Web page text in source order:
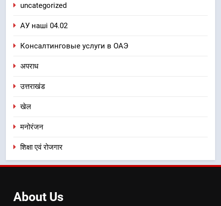
uncategorized
АУ наші 04.02
Консалтинговые услуги в ОАЭ
अपराध
उत्तराखंड
खेल
मनोरंजन
शिक्षा एवं रोजगार
About Us